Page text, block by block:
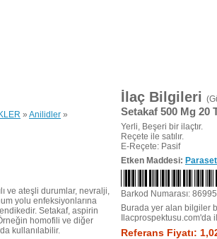
» Anilidler »
ve ateşli durumlar, nevralji,
yolu enfeksiyonlarına
Setakaf, aspirin
homofili ve diğer
kullanılabilir.
İlaç Bilgileri
Setakaf 500 Mg 20
Yerli, Beşeri bir ilaçtır.
Reçete ile satılır.
E-Reçete: Pasif
Etken Maddesi:
Barkod Numarası:
Burada yer alan bilgiler
Ilacprospektusu.com'da
Referans Fiyatı: